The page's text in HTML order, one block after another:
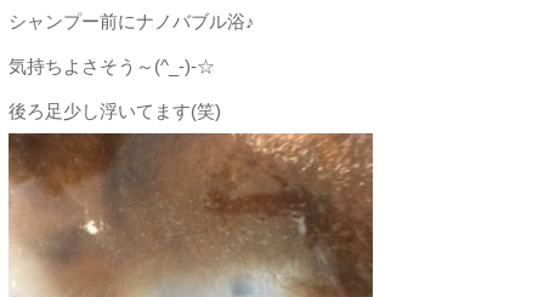
シャンプー前にナノバブル浴♪
気持ちよさそう～(^_-)-☆
後ろ足少し浮いてます(笑)